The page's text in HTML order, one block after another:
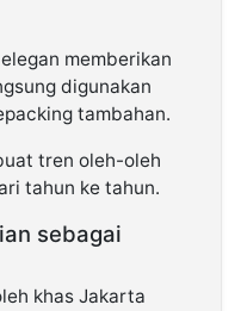
memberikan
digunakan
tambahan.
tren oleh-oleh
tahun ke tahun.
sebagai
khas Jakarta